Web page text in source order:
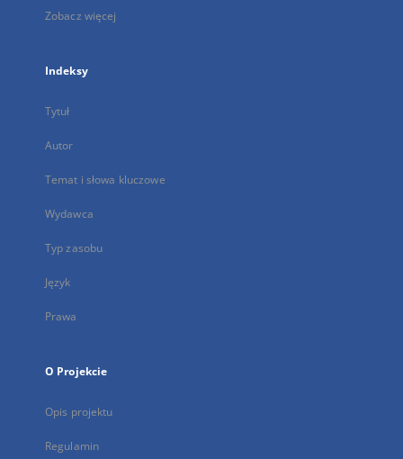
Zobacz więcej
Indeksy
Tytuł
Autor
Temat i słowa kluczowe
Wydawca
Typ zasobu
Język
Prawa
O Projekcie
Opis projektu
Regulamin